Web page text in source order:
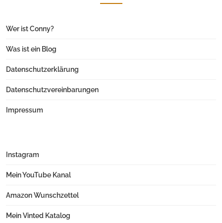
Wer ist Conny?
Was ist ein Blog
Datenschutzerklärung
Datenschutzvereinbarungen
Impressum
Instagram
Mein YouTube Kanal
Amazon Wunschzettel
Mein Vinted Katalog